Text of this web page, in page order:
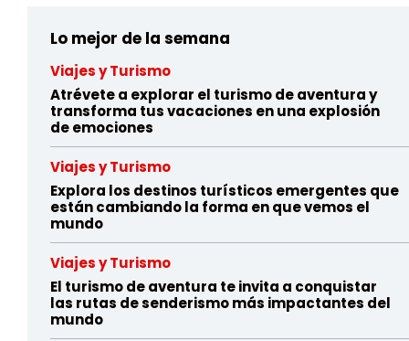
Lo mejor de la semana
Viajes y Turismo
Atrévete a explorar el turismo de aventura y
transforma tus vacaciones en una explosión
de emociones
Viajes y Turismo
Explora los destinos turísticos emergentes que
están cambiando la forma en que vemos el
mundo
Viajes y Turismo
El turismo de aventura te invita a conquistar
las rutas de senderismo más impactantes del
mundo